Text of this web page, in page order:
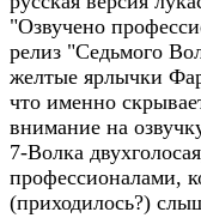
"Озвучено
релиз "Седьмого
желтые ярлычки
что именно
внимание на
7-Волка
профессионалами,
(приходилось?)